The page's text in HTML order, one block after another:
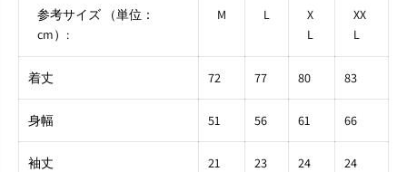
参考サイズ （単位：
cm）:
M L
X
L
XX
L
着丈 72 77 80 83
身幅 51 56 61 66
袖丈 21 23 24 24